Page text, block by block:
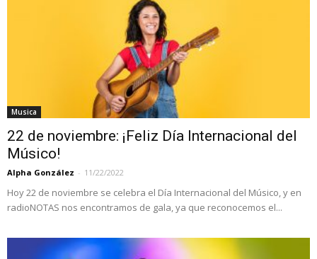
Musica
22 de noviembre: ¡Feliz Día Internacional del
Músico!
Alpha González - 11/22/2022
Hoy 22 de noviembre se celebra el Día Internacional del Músico, y en
radioNOTAS nos encontramos de gala, ya que reconocemos el...